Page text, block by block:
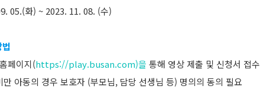
05.(화) ~ 2023. 11. 08. (수)
페이지(https://play.busan.com)을 통해 영상 제출 및 신청서 접수
아동의 경우 보호자 (부모님, 담당 선생님 등) 명의의 동의 필요